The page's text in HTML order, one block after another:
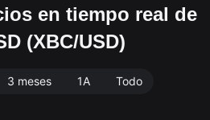
en tiempo real de
(XBC/USD)
3 meses 1A Todo